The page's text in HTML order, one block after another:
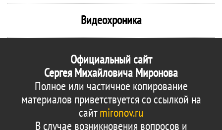
Видеохроника
Официальный сайт
Сергея Михайловича Миронова
Полное или частичное копирование
материалов приветствуется со ссылкой на
сайтmironov.ru
В случае возникновения вопросов и